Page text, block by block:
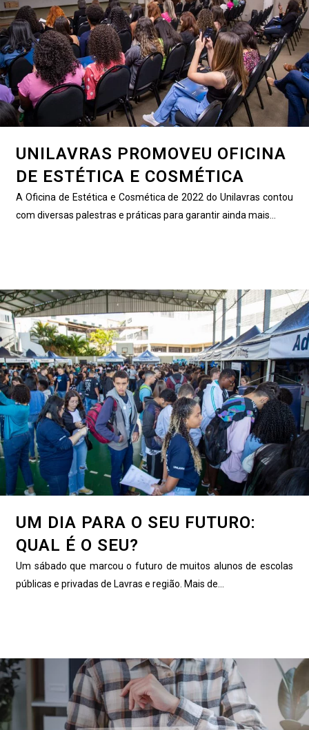
UNILAVRAS PROMOVEU OFICINA
DE ESTÉTICA E COSMÉTICA
A Oficina de Estética e Cosmética de 2022 do Unilavras contou
com diversas palestras e práticas para garantir ainda mais...
UM DIA PARA O SEU FUTURO:
QUAL É O SEU?
Um sábado que marcou o futuro de muitos alunos de escolas
públicas e privadas de Lavras e região. Mais de...